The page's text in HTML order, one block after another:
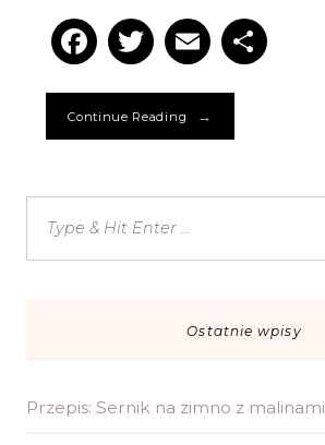
Facebook
Twitter
Email
Continue Reading →
Ostatnie wpisy
Przepis: Sernik na zimno z malinami